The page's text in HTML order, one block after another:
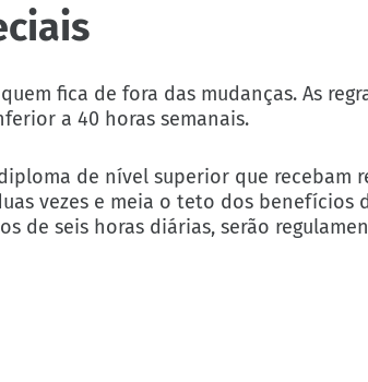
fica de fora das mudanças. As
a 40 horas semanais.
de nível superior que recebam
vezes e meia o teto dos
de seis horas diárias, serão